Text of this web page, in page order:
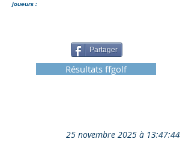
joueurs :
Partager
Résultats ffgolf
25 novembre 2025 à 13:47:44